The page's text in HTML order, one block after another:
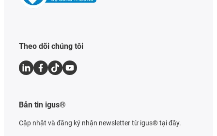
Theo dõi chúng tôi
Bản tin igus®
Cập nhật và đăng ký nhận newsletter từ igus® tại đây.